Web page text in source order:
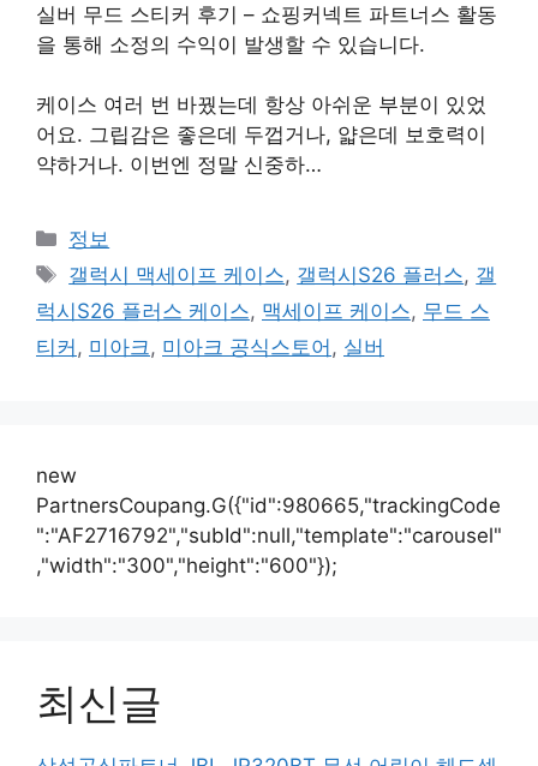
실버 무드 스티커 후기 – 쇼핑커넥트 파트너스 활동
을 통해 소정의 수익이 발생할 수 있습니다.
케이스 여러 번 바꿨는데 항상 아쉬운 부분이 있었
어요. 그립감은 좋은데 두껍거나, 얇은데 보호력이
약하거나. 이번엔 정말 신중하…
카
테
리
정보
태
그
갤럭시 맥세이프 케이스, 갤럭시S26 플러스, 갤
럭시S26 플러스 케이스, 맥세이프 케이스, 무드 스
티커 , 미아크, 미아크 공식스토어 , 실버
new
PartnersCoupang.G({"id":980665,"trackingCode
":"AF2716792","subId":null,"template":"carousel"
,"width":"300","height":"600"});
최신글